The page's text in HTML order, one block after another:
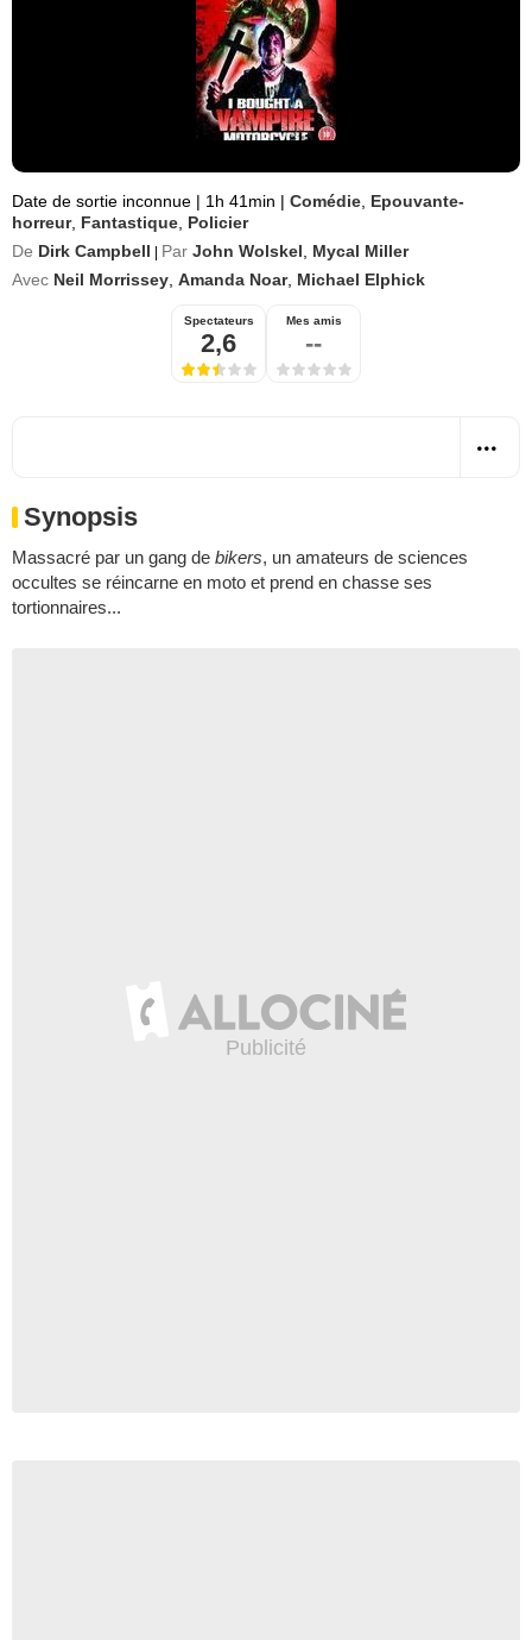
Date de sortie inconnue | 1h 41min | Comédie Epouvante-
horreur, Fantastique Policier
De Dirk Campbell Par John Wolskel
Mycal Miller
Avec Neil Morrissey Amanda Noar, Michael Elphick
Spectateurs
2,6
Mes amis
--
Synopsis
Massacré par un gang de bikers, un amateurs de sciences
occultes se réincarne en moto et prend en chasse ses
tortionnaires...